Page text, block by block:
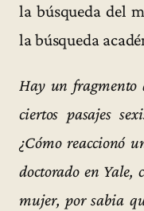
la búsqueda del
la búsqueda
Hay un fragmento
ciertos pasajes
¿Cómo reaccionó
doctorado en Yale,
mujer, por sabia